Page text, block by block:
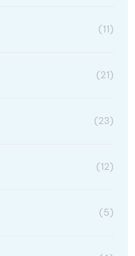
(11)
(21)
(23)
(12)
(5)